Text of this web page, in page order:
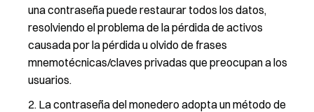
una contraseña puede restaurar todos los datos,
resolviendo el problema de la pérdida de activos
causada por la pérdida u olvido de frases
mnemotécnicas/claves privadas que preocupan a los
usuarios.
La contraseña del monedero adopta un método de